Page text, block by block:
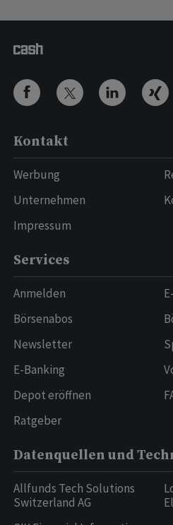
Kontakt
Werbung
Unternehmen
Impressum
Services
Anmelden
Börsenabos
Newsletter
E-Banking
Depot eröffnen
Ratgeber
Datenquellen und
Allfunds Tech Solutions
Switzerland AG